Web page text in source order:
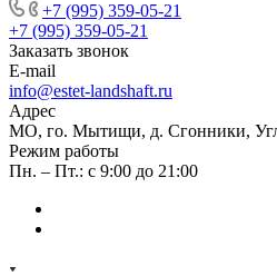
+7 (995) 359-05-21
+7 (995) 359-05-21
Заказать звонок
E-mail
info@estet-landshaft.ru
Адрес
МО, го. Мытищи, д. Сгонники,
Режим работы
Пн. – Пт.: с 9:00 до 21:00